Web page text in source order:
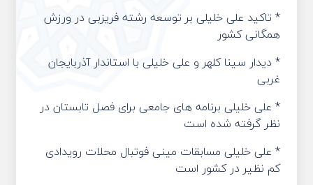
* تاکید علی خلیلی بر توسعه رشته فریزبی در ورزش
همگانی کشور
* دیدار سینا کلهر و علی خلیلی با استاندار آذربایجان
غربی
* علی خلیلی برنامه های جامعی برای فصل تابستان در
نظر گرفته شده است
* علی خلیلی مسابقات مینی فوتبال محلات رویدادی
کم نظیر در کشور است
والیبال
تکواندو